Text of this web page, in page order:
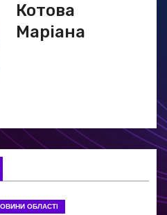
Котова
Маріана
ОБЛАСТІ